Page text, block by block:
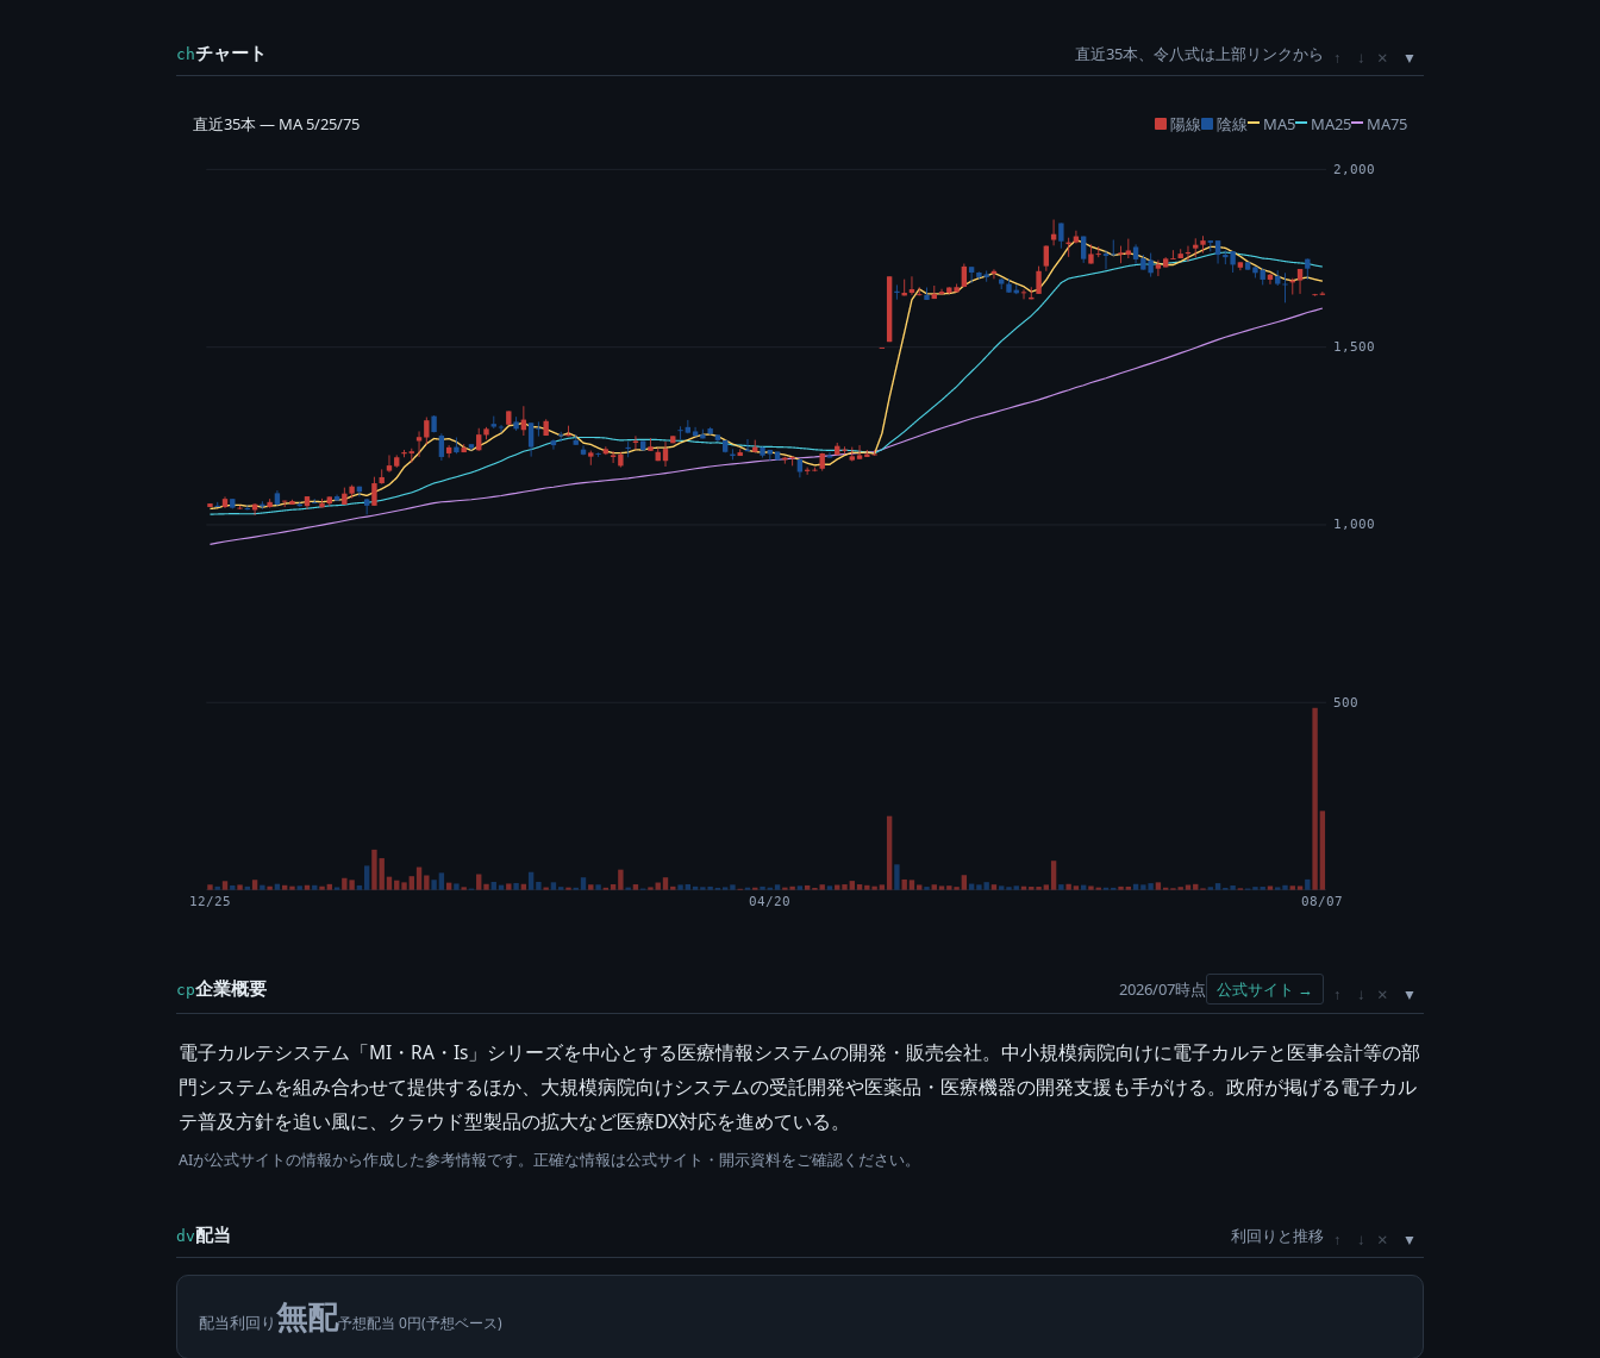
chチャート 直近35本、令八式は上部リンクから ↑ ↓ ×
直近35本 — MA 5/25/75 陽線 陰線 MA5 MA25 MA75
500
1,000
1,500
2,000
12/25 04/20 08/07
cp企業概要 2026/07時点 公式サイト → ↑ ↓ ×
電子カルテシステム「MI・RA・Is」シリーズを中心とする医療情報システムの開発・販売会社。中小規模病院向けに電子カルテと医事会計等の部
門システムを組み合わせて提供するほか、大規模病院向けシステムの受託開発や医薬品・医療機器の開発支援も手がける。政府が掲げる電子カル
テ普及方針を追い風に、クラウド型製品の拡大など医療DX対応を進めている。
AIが公式サイトの情報から作成した参考情報です。正確な情報は公式サイト・開示資料をご確認ください。
dv配当 利回りと推移 ↑ ↓ ×
配当利回り無配予想配当 0円(予想ベース)